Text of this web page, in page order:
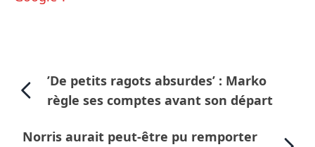
’De petits ragots absurdes’ : Marko
règle ses comptes avant son départ
Norris aurait peut-être pu remporter